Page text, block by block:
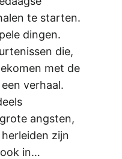
te starten.
dingen.
die,
met de
verhaal.
angsten,
zijn
in…